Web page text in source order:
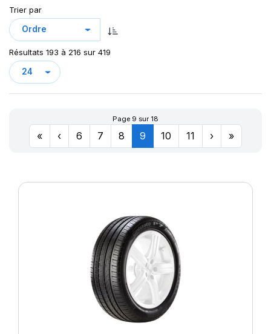
168
P-ZERO
P-ZERO AS
P1 CINTURATO VERDE
P7 ALL SEASON
P7 CINTURATO (*)
Trier par
Résultats 193 à 216 sur 419
Page 9 sur 18
« ‹ 6 7 8 9 10 11 › »